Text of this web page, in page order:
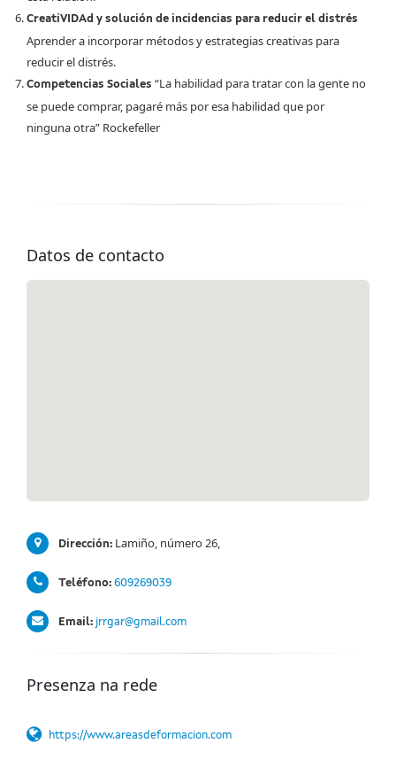
CreatiVIDAd y solución de incidencias para reducir el distrés
Aprender a incorporar métodos y estrategias creativas para
reducir el distrés.
Competencias Sociales “La habilidad para tratar con la gente no
se puede comprar, pagaré más por esa habilidad que por
ninguna otra” Rockefeller
Datos de contacto
Dirección: Lamiño, número 26,
Teléfono: 609269039
Email: jrrgar@gmail.com
Presenza na rede
https://www.areasdeformacion.com